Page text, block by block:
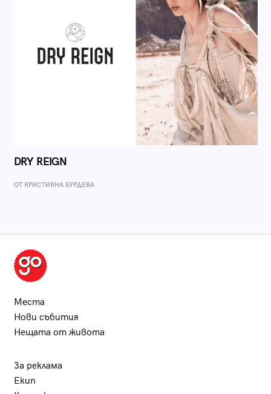
DRY REIGN
ОТ КРИСТИЯНА БУРДЕВА
Места
Нови събития
Нещата от живота
За реклама
Екип